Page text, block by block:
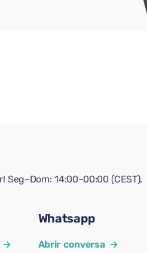
14:00–00:00 (CEST).
→
Whatsapp
Abrir conversa →